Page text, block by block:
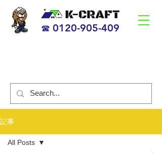
☎ 0120-905-409
記事
All Posts